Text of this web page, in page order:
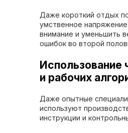
Даже короткий отдых
умственное
внимание и уменьшить
ошибок во второй
Использование
и рабочих
Даже опытные
используют
инструкции и